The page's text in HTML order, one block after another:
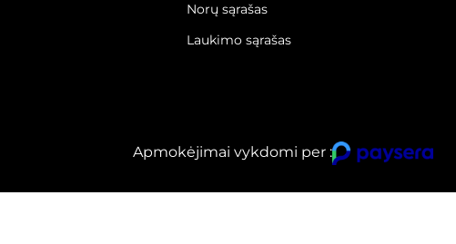
Norų sąrašas
Laukimo sąrašas
Apmokėjimai vykdomi per :